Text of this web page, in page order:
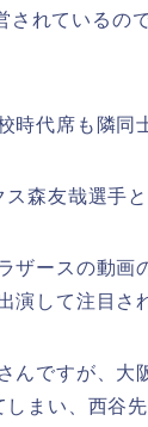
されているの
時代席も隣同
森友哉選手
ザースの動画
演して注目さ
んですが、大
しまい、西谷